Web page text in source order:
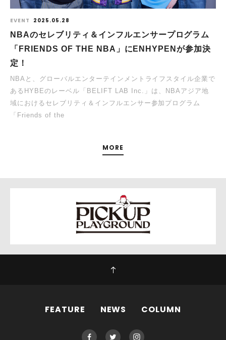
EVENT 2025.05.28
NBAのセレブリティ＆インフルエンサープログラム
「FRIENDS OF THE NBA」にENHYPENが参加決
定！
NBAと、グローバルエンターテインメントライフスタイル企業で
あるHYBEのレーベル「BELIFT LAB Inc.」は、NBAアジア地
域におけるセレブリティ＆インフルエンサー参加プログラム
「Friends of the
MORE
FEATURE NEWS COLUMN